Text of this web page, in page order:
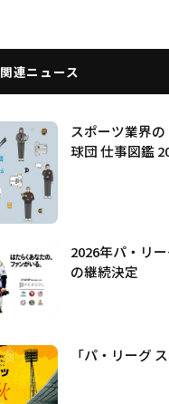
関連ニュース
スポーツ業界の
球団 仕事図鑑
2026年パ・リ
の継続決定
「パ・リーグ